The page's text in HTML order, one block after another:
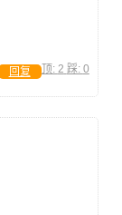
顶: 2 踩: 0
回复